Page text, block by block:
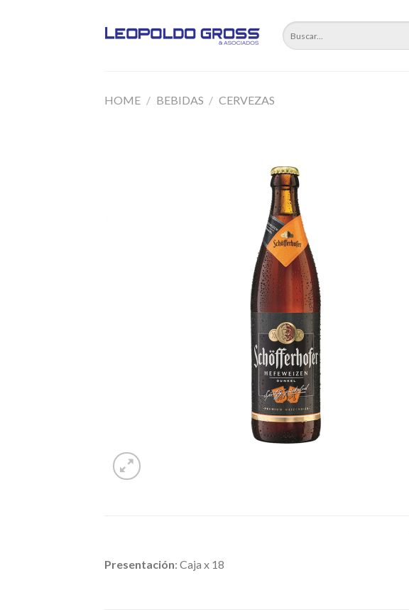
HOME / BEBIDAS / CERVEZAS
Presentación: Caja x 18